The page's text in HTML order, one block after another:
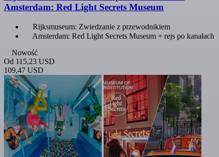
Amsterdam: Red Light Secrets Museum
Rijksmuseum: Zwiedzanie z przewodnikiem
Amsterdam: Red Light Secrets Museum + rejs po kanałach
Nowość
Od 115,23 USD
109,47 USD